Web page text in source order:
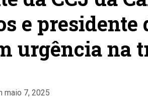
e presidente
urgência na
maio 7, 2025